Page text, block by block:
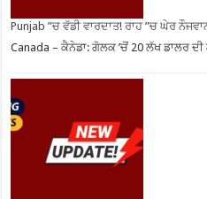
Punjab ”ਚ ਵੱਡੀ ਵਾਰਦਾਤ! ਰਾਹ ”ਚ ਘੇਰ
Canada – ਕੈਨੇਡਾ: ਗੋਲਕ ’ਚੋਂ 20 ਲੱਖ ਡਾਲਰ